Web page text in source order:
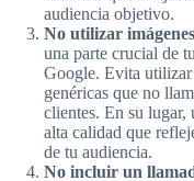
audiencia objetivo.
No utilizar
una parte crucial de
Google. Evita utilizar
genéricas que no
clientes. En su lugar,
alta calidad que
de tu audiencia.
No incluir un